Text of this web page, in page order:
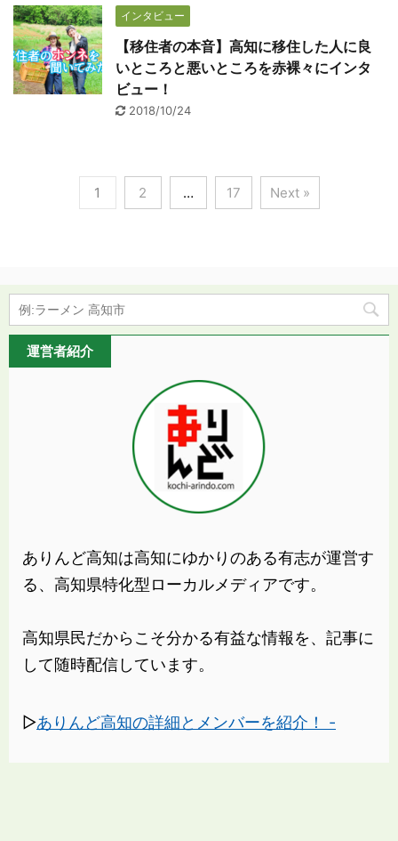
インタビュー
【移住者の本音】高知に移住した人に良
いところと悪いところを赤裸々にインタ
ビュー！
2018/10/24
1 2 … 17 Next »
運営者紹介
ありんど高知は高知にゆかりのある有志が運営す
る、高知県特化型ローカルメディアです。
高知県民だからこそ分かる有益な情報を、記事に
して随時配信しています。
▷ありんど高知の詳細とメンバーを紹介！ -